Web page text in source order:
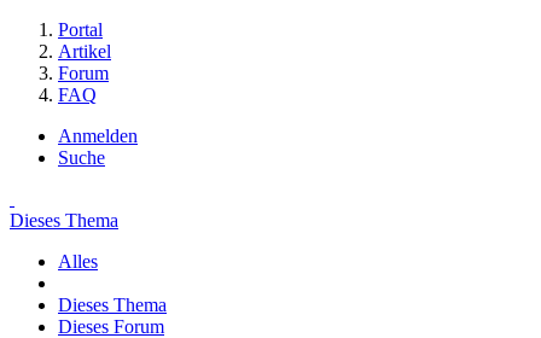
Portal
Artikel
Forum
FAQ
Anmelden
Suche
Dieses Thema
Alles
Dieses Thema
Dieses Forum